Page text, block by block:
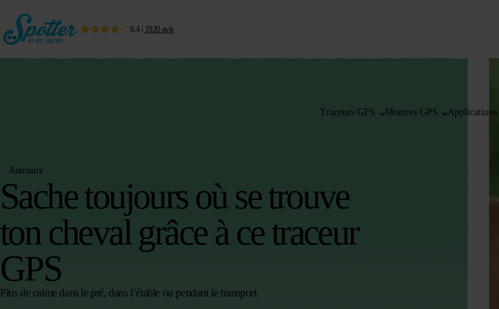
8.4| 1920 avis
Traceurs GPS Montres GPS Applications
Animaux
Sache toujours où se trouve
ton cheval grâce à ce traceur
GPS
Plus de calme dans le pré, dans l’étable ou pendant le transport.